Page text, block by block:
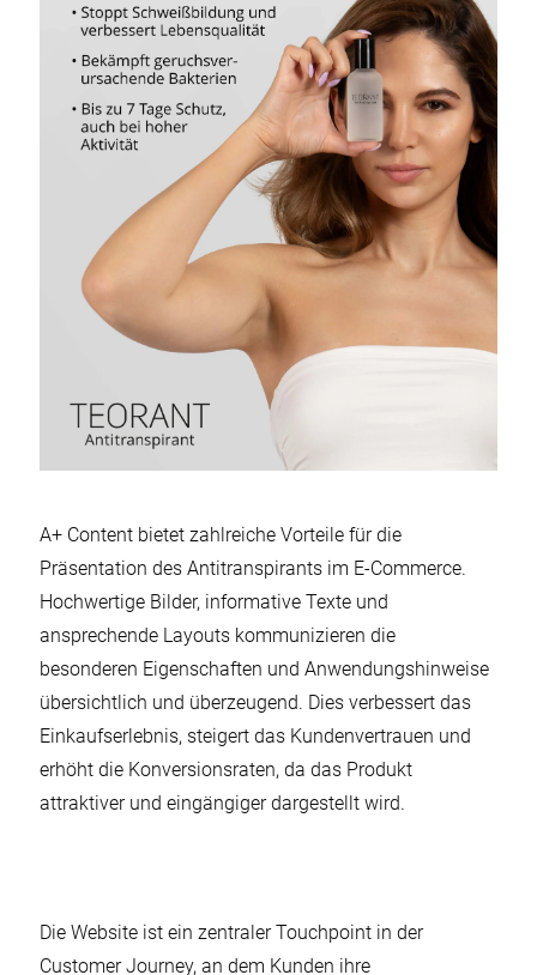
A+ Content bietet zahlreiche Vorteile für die
Präsentation des Antitranspirants im E-Commerce.
Hochwertige Bilder, informative Texte und
ansprechende Layouts kommunizieren die
besonderen Eigenschaften und Anwendungshinweise
übersichtlich und überzeugend. Dies verbessert das
Einkaufserlebnis, steigert das Kundenvertrauen und
erhöht die Konversionsraten, da das Produkt
attraktiver und eingängiger dargestellt wird.
Die Website ist ein zentraler Touchpoint in der
Customer Journey, an dem Kunden ihre